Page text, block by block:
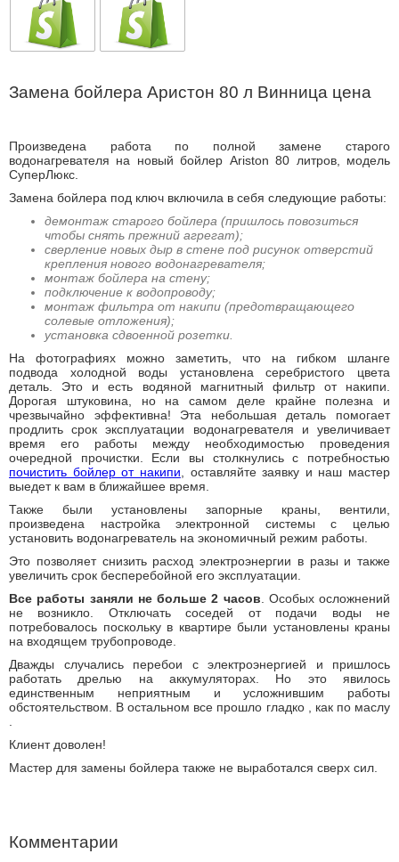
Замена бойлера Аристон 80 л Винница цена
Произведена работа по полной замене старого
водонагревателя на новый бойлер Ariston 80 литров, модель
СуперЛюкс.
Замена бойлера под ключ включила в себя следующие работы:
демонтаж старого бойлера (пришлось повозиться
чтобы снять прежний агрегат);
сверление новых дыр в стене под рисунок отверстий
крепления нового водонагревателя;
монтаж бойлера на стену;
подключение к водопроводу;
монтаж фильтра от накипи (предотвращающего
солевые отложения);
установка сдвоенной розетки.
На фотографиях можно заметить, что на гибком шланге
подвода холодной воды установлена серебристого цвета
деталь. Это и есть водяной магнитный фильтр от накипи.
Дорогая штуковина, но на самом деле крайне полезна и
чрезвычайно эффективна! Эта небольшая деталь помогает
продлить срок эксплуатации водонагревателя и увеличивает
время его работы между необходимостью проведения
очередной прочистки. Если вы столкнулись с потребностью
почистить бойлер от накипи, оставляйте заявку и наш мастер
выедет к вам в ближайшее время.
Также были установлены запорные краны, вентили,
произведена настройка электронной системы с целью
установить водонагреватель на экономичный режим работы.
Это позволяет снизить расход электроэнергии в разы и также
увеличить срок бесперебойной его эксплуатации.
Все работы заняли не больше 2 часов. Особых осложнений
не возникло. Отключать соседей от подачи воды не
потребовалось поскольку в квартире были установлены краны
на входящем трубопроводе.
Дважды случались перебои с электроэнергией и пришлось
работать дрелью на аккумуляторах. Но это явилось
единственным неприятным и усложнившим работы
обстоятельством. В остальном все прошло гладко , как по маслу
.
Клиент доволен!
Мастер для замены бойлера также не выработался сверх сил.
Комментарии